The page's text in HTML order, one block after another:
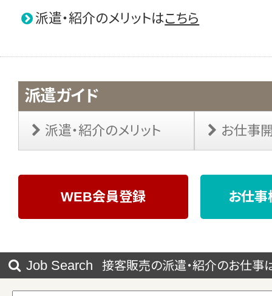
派遣・紹介のメリットはこちら
派遣ガイド
派遣・紹介のメリット お仕事
WEB会員登録 お仕事
Job Search 接客販売の派遣・紹介のお仕事